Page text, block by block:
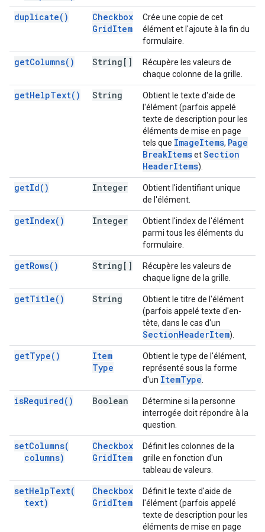
duplicate( )
Checkbox
GridItem
Crée une copie de cet
élément et l'ajoute à la fin du
formulaire.
getColumns( ) String[]
Récupère les valeurs de
chaque colonne de la grille.
getHelpText( ) String
Obtient le texte d'aide de
l'élément (parfois appelé
texte de description pour les
éléments de mise en page
tels que ImageItems, Page
BreakItemsetSection
HeaderItems).
getId( ) Integer
Obtient l'identifiant unique
de l'élément.
getIndex( ) Integer
Obtient l'index de l'élément
parmi tous les éléments du
formulaire.
getRows( ) String[]
Récupère les valeurs de
chaque ligne de la grille.
getTitle( ) String
Obtient le titre de l'élément
(parfois appelé texte d'en-
tête, dans le cas d'un
SectionHeaderItem).
getType( )
Item
Type
Obtient le type de l'élément,
représenté sous la forme
d'un ItemType
isRequired( ) Boolean
Détermine si la personne
interrogée doit répondre à la
question.
setColumns(
columns)
Checkbox
GridItem
Définit les colonnes de la
grille en fonction d'un
tableau de valeurs.
setHelpText(
text)
Checkbox
GridItem
Définit le texte d'aide de
l'élément (parfois appelé
texte de description pour les
éléments de mise en page